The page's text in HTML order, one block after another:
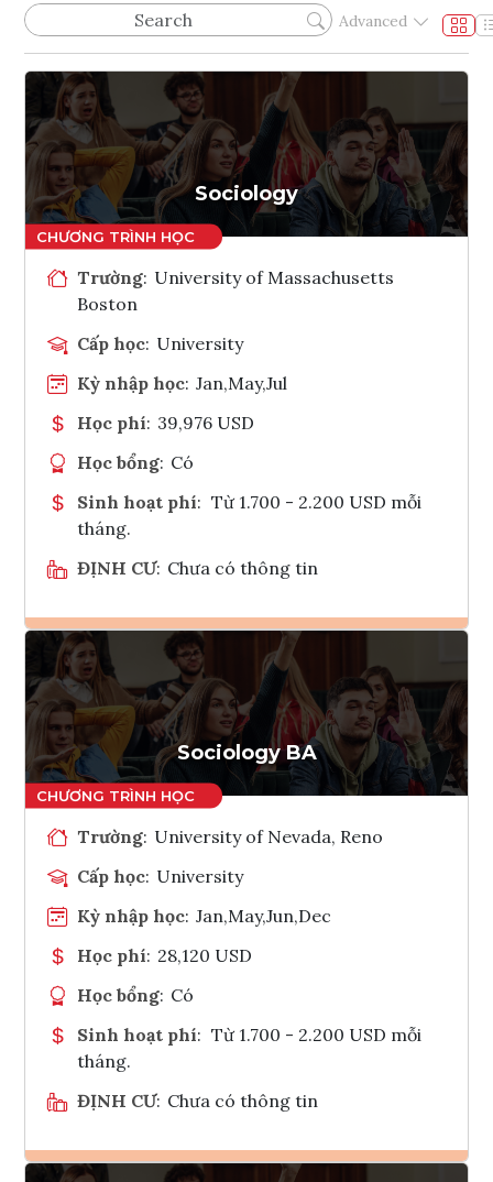
Advanced
Sociology
Trường: University of Massachusetts
Boston
Cấp học: University
Kỳ nhập học: Jan,May,Jul
Học phí: 39,976 USD
Học bổng: Có
Sinh hoạt phí: Từ 1.700 - 2.200 USD mỗi
tháng.
ĐỊNH CƯ: Chưa có thông tin
Ghi danh
Tham vấn Interlink
Sociology BA
Trường: University of Nevada, Reno
Cấp học: University
Kỳ nhập học: Jan,May,Jun,Dec
Học phí: 28,120 USD
Học bổng: Có
Sinh hoạt phí: Từ 1.700 - 2.200 USD mỗi
tháng.
ĐỊNH CƯ: Chưa có thông tin